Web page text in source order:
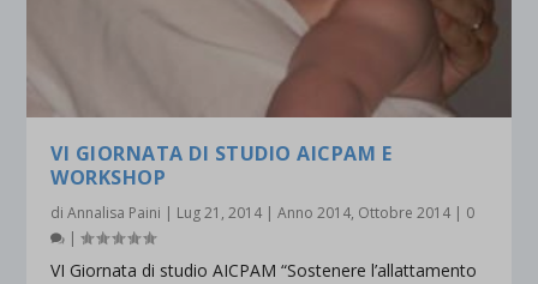
VI GIORNATA DI STUDIO AICPAM E
WORKSHOP
diAnnalisa Paini Lug 21, 2014 |Anno 2014, Ottobre 2014
0
|
VI Giornata di studio AICPAM “Sostenere l’allattamento